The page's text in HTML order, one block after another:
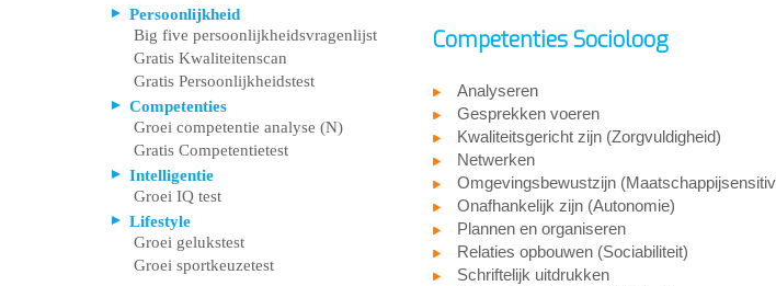
Persoonlijkheid
Big five persoonlijkheidsvragenlijst
Gratis Kwaliteitenscan
Gratis Persoonlijkheidstest
Competenties
Groei competentie analyse (N)
Gratis Competentietest
Intelligentie
Groei IQ test
Lifestyle
Groei gelukstest
Groei sportkeuzetest
Competenties Socioloog
Analyseren
Gesprekken voeren
Kwaliteitsgericht zijn (Zorgvuldigheid)
Netwerken
Omgevingsbewustzijn
Onafhankelijk zijn (Autonomie)
Plannen en organiseren
Relaties opbouwen (Sociabiliteit)
Schriftelijk uitdrukken